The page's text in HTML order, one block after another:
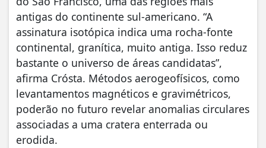
antigas do continente sul-americano. “A
assinatura isotópica indica uma rocha-fonte
continental, granítica, muito antiga. Isso reduz
bastante o universo de áreas candidatas”,
afirma Crósta. Métodos aerogeofísicos, como
levantamentos magnéticos e gravimétricos,
poderão no futuro revelar anomalias circulares
associadas a uma cratera enterrada ou
erodida.